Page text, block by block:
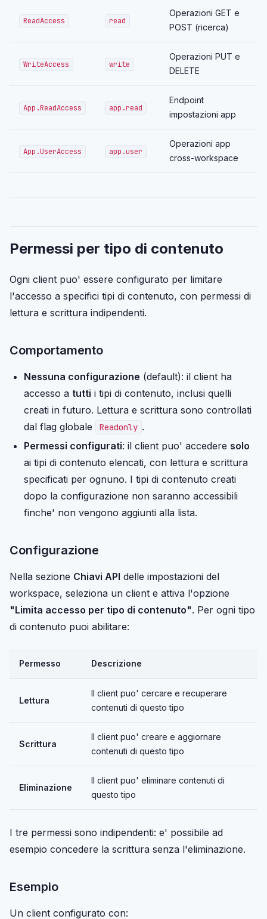
ReadAccess read
Operazioni GET e
POST (ricerca)
WriteAccess write
Operazioni PUT e
DELETE
App.ReadAccess app.read
Endpoint
impostazioni app
App.UserAccess app.user
Operazioni app
cross-workspace
Permessi per tipo di contenuto
Ogni client puo' essere configurato per limitare
l'accesso a specifici tipi di contenuto, con permessi di
lettura e scrittura indipendenti.
Comportamento
Nessuna configurazione (default): il client ha
accesso a tutti i tipi di contenuto, inclusi quelli
creati in futuro. Lettura e scrittura sono controllati
dal flag globale
Readonly .
Permessi configurati: il client puo' accedere solo
ai tipi di contenuto elencati, con lettura e scrittura
specificati per ognuno. I tipi di contenuto creati
dopo la configurazione non saranno accessibili
finche' non vengono aggiunti alla lista.
Configurazione
Nella sezione Chiavi API delle impostazioni del
workspace, seleziona un client e attiva l'opzione
"Limita accesso per tipo di contenuto". Per ogni tipo
di contenuto puoi abilitare:
Permesso Descrizione
Lettura
Il client puo' cercare e recuperare
contenuti di questo tipo
Scrittura
Il client puo' creare e aggiornare
contenuti di questo tipo
Eliminazione
Il client puo' eliminare contenuti di
questo tipo
I tre permessi sono indipendenti: e' possibile ad
esempio concedere la scrittura senza l'eliminazione.
Esempio
Un client configurato con: